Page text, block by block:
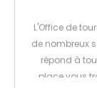
L'Office de
de nombreux
répond à
place vous